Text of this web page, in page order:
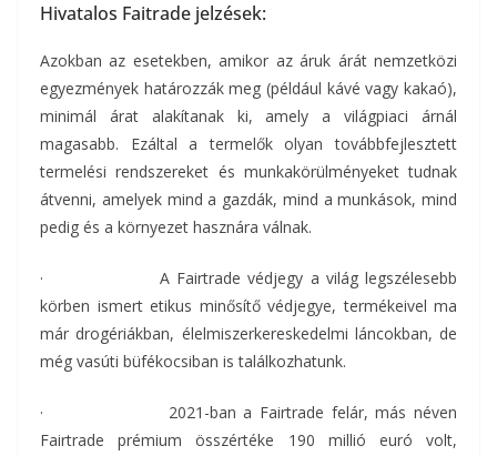
Hivatalos Faitrade jelzések:
Azokban az esetekben, amikor az áruk árát nemzetközi
egyezmények határozzák meg (például kávé vagy kakaó),
minimál árat alakítanak ki, amely a világpiaci árnál
magasabb. Ezáltal a termelők olyan továbbfejlesztett
termelési rendszereket és munkakörülményeket tudnak
átvenni, amelyek mind a gazdák, mind a munkások, mind
pedig és a környezet hasznára válnak.
· A Fairtrade védjegy a világ legszélesebb
körben ismert etikus minősítő védjegye, termékeivel ma
már drogériákban, élelmiszerkereskedelmi láncokban, de
még vasúti büfékocsiban is találkozhatunk.
· 2021-ban a Fairtrade felár, más néven
Fairtrade prémium összértéke 190 millió euró volt,